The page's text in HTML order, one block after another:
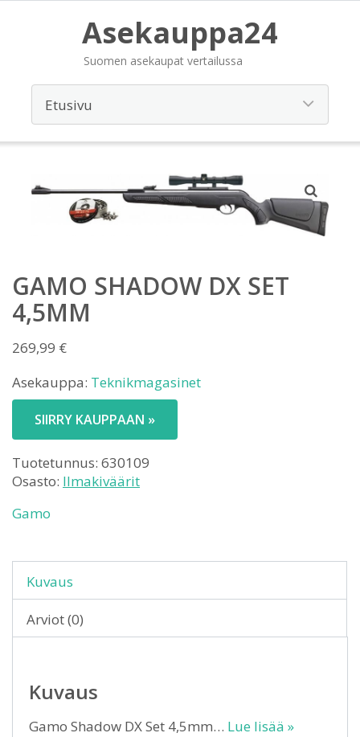
Asekauppa24
Suomen asekaupat vertailussa
GAMO SHADOW DX SET
4,5MM
269,99 €
Asekauppa: Teknikmagasinet
SIIRRY KAUPPAAN »
Tuotetunnus: 630109
Osasto: Ilmakiväärit
Gamo
Kuvaus
Arviot (0)
Kuvaus
Gamo Shadow DX Set 4,5mm… Lue lisää »